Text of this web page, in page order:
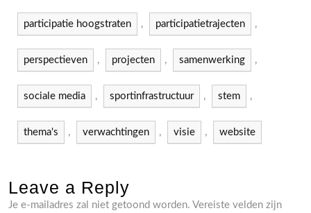
participatie hoogstraten , participatietrajecten ,
perspectieven , projecten , samenwerking ,
sociale media , sportinfrastructuur , stem ,
thema's , verwachtingen , visie , website
Leave a Reply
Je e-mailadres zal niet getoond worden. Vereiste velden zijn